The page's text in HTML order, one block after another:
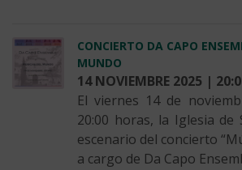
CONCIERTO DA CAPO
MUNDO
14 NOVIEMBRE 2025 |
El viernes 14 de
20:00 horas, la Iglesia de
escenario del concierto
a cargo de Da Capo